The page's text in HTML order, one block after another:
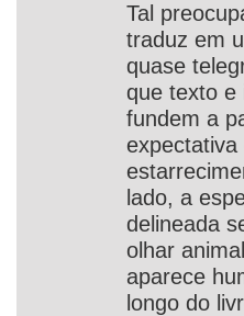
Tal
traduz em
quase
que texto e
fundem a
expectativa
lado, a
delineada
olhar
aparece
longo do